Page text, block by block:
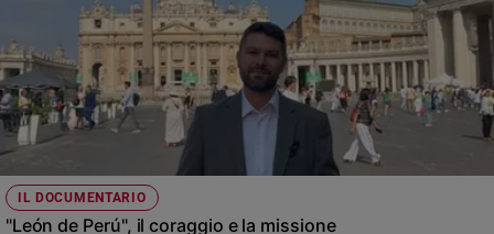
IL DOCUMENTARIO
"León de Perú", il coraggio e la missione